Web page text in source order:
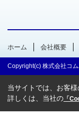
ホーム 会社概要
Copyright(c) 株式会社コ
当サイトでは、お客
詳しくは、当社の 「